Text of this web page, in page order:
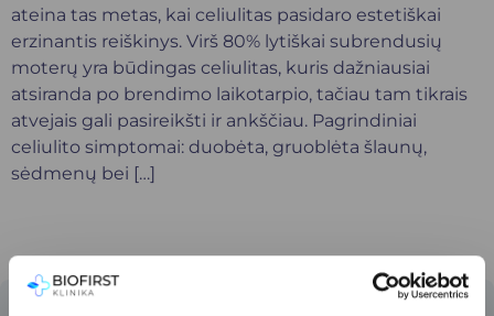
ateina tas metas, kai celiulitas pasidaro estetiškai
erzinantis reiškinys. Virš 80% lytiškai subrendusių
moterų yra būdingas celiulitas, kuris dažniausiai
atsiranda po brendimo laikotarpio, tačiau tam tikrais
atvejais gali pasireikšti ir ankščiau. Pagrindiniai
celiulito simptomai: duobėta, gruoblėta šlaunų,
sėdmenų bei […]